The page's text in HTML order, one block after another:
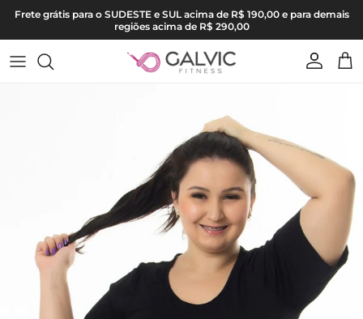
Pular para o conteúdo
Frete grátis para o SUDESTE e SUL acima de R$ 190,00 e para demais
regiões acima de R$ 290,00
Conta